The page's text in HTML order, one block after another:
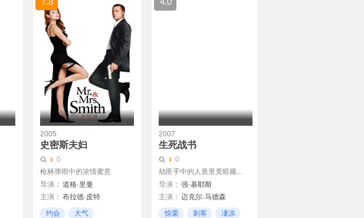
2005
史密斯夫妇
0
枪林弹雨中的浓情蜜意
导演： 道格·里曼
主演： 布拉德·皮特
安吉丽娜·朱莉
约会
大气
2007
生死战书
0
劫匪手中的人质里竟暗藏...
导演： 强·基耶斯
主演： 迈克尔·马德森
爱德华·福隆
惊栗 刺客
凄凉